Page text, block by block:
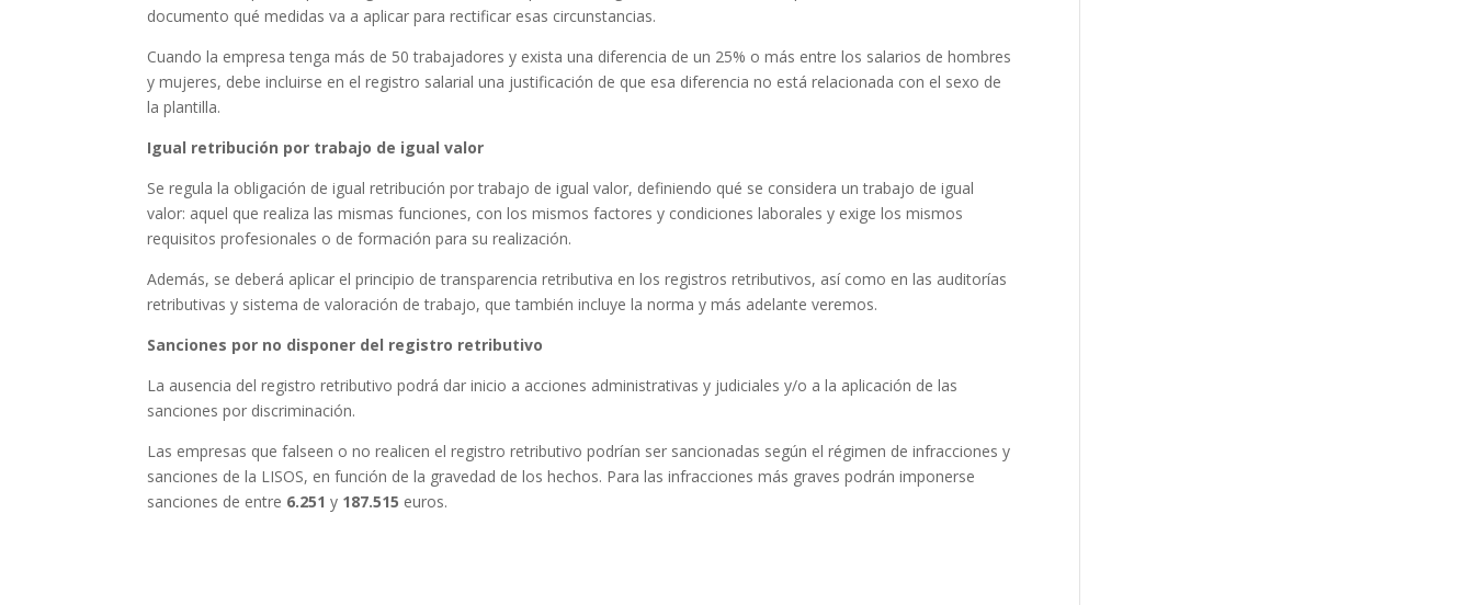
documento qué medidas va a aplicar para rectificar esas circunstancias.
Cuando la empresa tenga más de 50 trabajadores y exista una diferencia de un 25% o más entre los salarios de hombres
y mujeres, debe incluirse en el registro salarial una justificación de que esa diferencia no está relacionada con el sexo de
la plantilla.
Igual retribución por trabajo de igual valor
Se regula la obligación de igual retribución por trabajo de igual valor, definiendo qué se considera un trabajo de igual
valor: aquel que realiza las mismas funciones, con los mismos factores y condiciones laborales y exige los mismos
requisitos profesionales o de formación para su realización.
Además, se deberá aplicar el principio de transparencia retributiva en los registros retributivos, así como en las auditorías
retributivas y sistema de valoración de trabajo, que también incluye la norma y más adelante veremos.
Sanciones por no disponer del registro retributivo
La ausencia del registro retributivo podrá dar inicio a acciones administrativas y judiciales y/o a la aplicación de las
sanciones por discriminación.
Las empresas que falseen o no realicen el registro retributivo podrían ser sancionadas según el régimen de infracciones y
sanciones de la LISOS, en función de la gravedad de los hechos. Para las infracciones más graves podrán imponerse
sanciones de entre 6.251 y 187.515 euros.